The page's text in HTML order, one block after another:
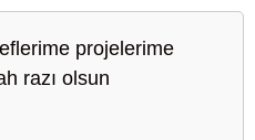
projelerime
razı olsun